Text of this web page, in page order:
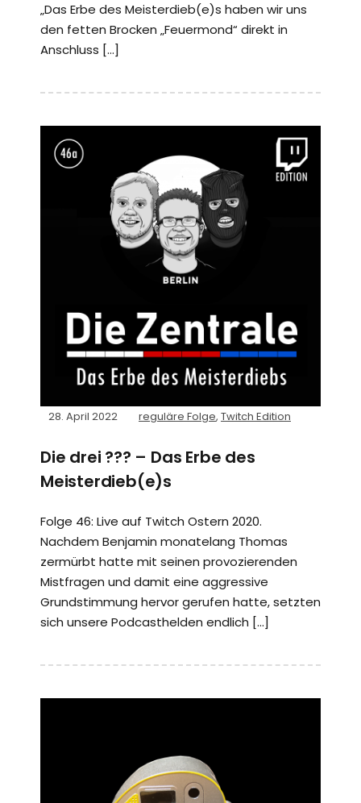
„Das Erbe des Meisterdieb(e)s haben wir uns
den fetten Brocken „Feuermond“ direkt in
Anschluss […]
28. April 2022 reguläre Folge, Twitch Edition
Die drei ??? – Das Erbe des
Meisterdieb(e)s
Folge 46: Live auf Twitch Ostern 2020.
Nachdem Benjamin monatelang Thomas
zermürbt hatte mit seinen provozierenden
Mistfragen und damit eine aggressive
Grundstimmung hervor gerufen hatte, setzten
sich unsere Podcasthelden endlich […]